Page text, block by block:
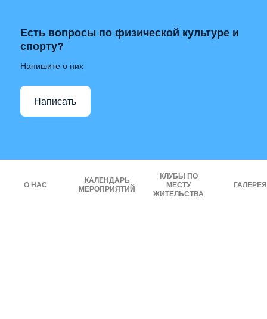
Есть вопросы по физической культуре и
спорту?
Напишите о них
Написать
О НАС
КАЛЕНДАРЬ
МЕРОПРИЯТИЙ
КЛУБЫ ПО
МЕСТУ
ЖИТЕЛЬСТВА
ГАЛЕРЕЯ